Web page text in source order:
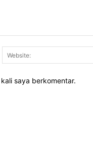
saya berkomentar.